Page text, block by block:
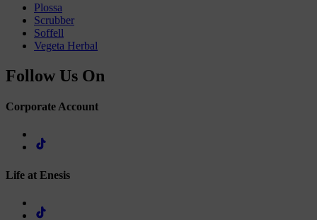
Plossa
Scrubber
Soffell
Vegeta Herbal
Follow Us On
Corporate Account
Life at Enesis